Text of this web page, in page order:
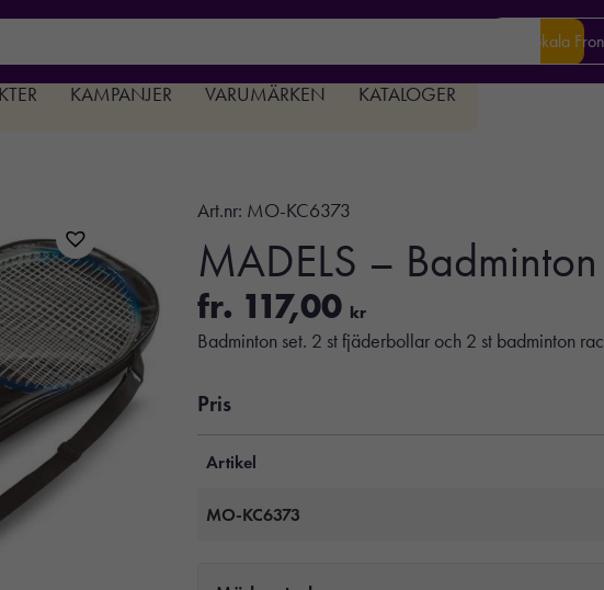
Din lokala
KAMPANJER VARUMÄRKEN KATALOGER
Art.nr: MO-KC6373
MADELS –
fr. 117,00 kr
Badminton set. 2 st fjäderbollar och 2 st badminton
Pris
Artikel
MO-KC6373